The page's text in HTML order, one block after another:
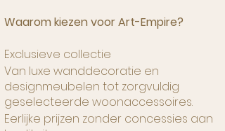
Waarom kiezen voor Art-Empire?
Exclusieve collectie
Van luxe wanddecoratie en
designmeubelen tot zorgvuldig
geselecteerde woonaccessoires.
Eerlijke prijzen zonder concessies aan